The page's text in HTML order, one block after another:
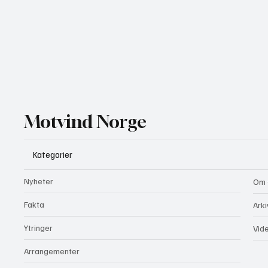
Motvind Norge
Kategorier
Nyheter
Fakta
Ytringer
Arrangementer
Om